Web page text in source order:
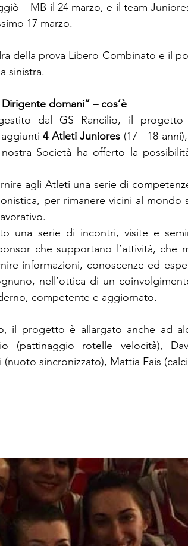
– MB il 24 marzo, e il team
17 marzo.
della prova Libero Combinato e il
sinistra.
domani” – cos’è
dal GS Rancilio, il
aggiunti 4 Atleti Juniores (17 - 18
Società ha offerto la
agli Atleti una serie di
per rimanere vicini al mondo
una serie di incontri, visite e
che supportano l’attività, che
informazioni, conoscenze ed
nell’ottica di un
competente e aggiornato.
il progetto è allargato anche ad
(pattinaggio rotelle velocità),
sincronizzato), Mattia Fais